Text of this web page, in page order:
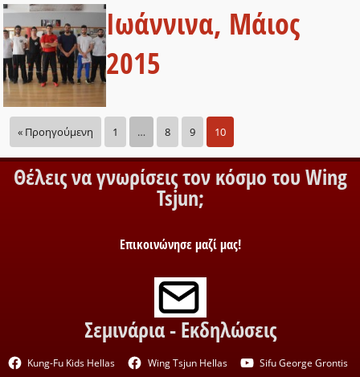
Ιωάννινα, Μάιος
2015
« Προηγούμενη 1 … 8 9 10
Θέλεις να γνωρίσεις τον κόσμο του Wing
Tsjun;
Επικοινώνησε μαζί μας!
Σεμινάρια - Εκδηλώσεις
Kung-Fu Kids Hellas Wing Tsjun Hellas
Sifu George Grontis